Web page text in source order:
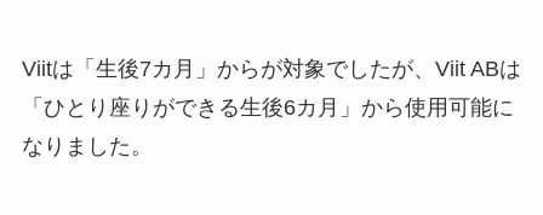
Viitは「生後7カ月」からが対象でしたが、Viit ABは
「ひとり座りができる生後6カ月」から使用可能に
なりました。